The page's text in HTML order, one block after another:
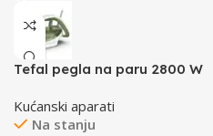
Tefal pegla na paru 2800 W
Kućanski aparati
Na stanju